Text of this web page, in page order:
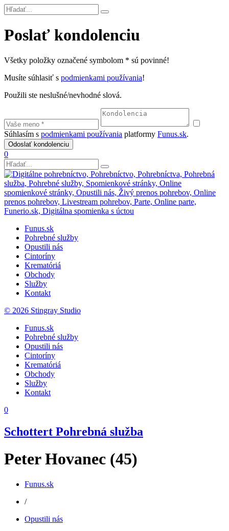
Poslať kondolenciu
Všetky položky označené symbolom * sú povinné!
Musíte súhlasiť s podmienkami používania!
Použili ste neslušné/nevhodné slová.
Súhlasím s podmienkami používania platformy Funus.sk.
0
Funus.sk
Pohrebné služby
Opustili nás
Cintoríny
Krematóriá
Obchody
Služby
Kontakt
© 2026 Stingray Studio
Funus.sk
Pohrebné služby
Opustili nás
Cintoríny
Krematóriá
Obchody
Služby
Kontakt
0
Schottert Pohrebná služba
Peter Hovanec (45)
Funus.sk
/
Opustili nás